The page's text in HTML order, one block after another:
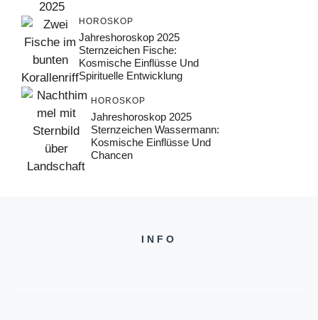
HOROSKOP
Jahreshoroskop 2025
Sternzeichen Fische:
Kosmische Einflüsse Und
Spirituelle Entwicklung
HOROSKOP
Jahreshoroskop 2025
Sternzeichen Wassermann:
Kosmische Einflüsse Und
Chancen
INFO